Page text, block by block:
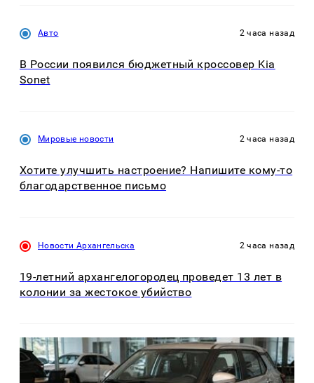
Авто 2 часа назад
В России появился бюджетный кроссовер Kia
Sonet
Мировые новости 2 часа назад
Хотите улучшить настроение? Напишите кому-то
благодарственное письмо
Новости Архангельска 2 часа назад
19-летний архангелогородец проведет 13 лет в
колонии за жестокое убийство